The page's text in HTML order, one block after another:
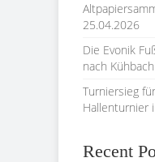
25.04.2026
Die Evonik
nach Kühbach
Turniersieg
Hallenturnier
Recent